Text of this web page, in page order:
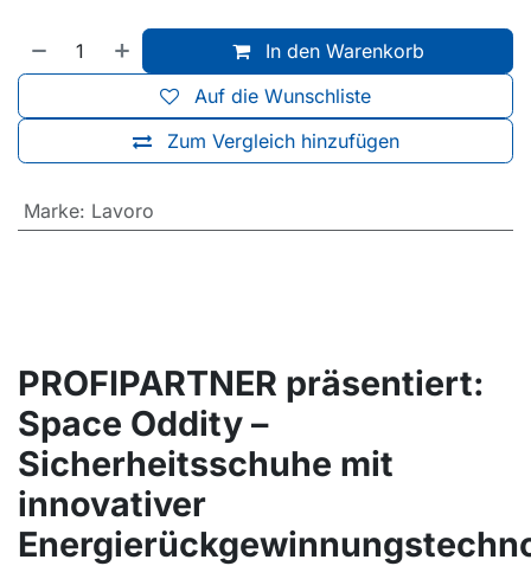
In den Warenkorb
Zum Vergleich hinzufügen
Auf die Wunschliste
Marke: Lavoro
PROFIPARTNER präsentiert:
Space Oddity –
Sicherheitsschuhe mit
innovativer